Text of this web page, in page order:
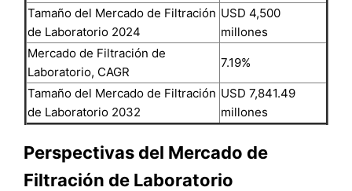
Tamaño del Mercado de Filtración
de Laboratorio 2024
USD 4,500
millones
Mercado de Filtración de
Laboratorio, CAGR
7.19%
Tamaño del Mercado de Filtración
de Laboratorio 2032
USD 7,841.49
millones
Perspectivas del Mercado de
Filtración de Laboratorio